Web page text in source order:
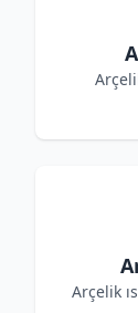
Arçelik